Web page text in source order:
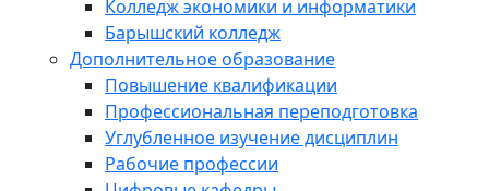
Колледж экономики и информатики
Барышский колледж
Дополнительное образование
Повышение квалификации
Профессиональная переподготовка
Углубленное изучение дисциплин
Рабочие профессии